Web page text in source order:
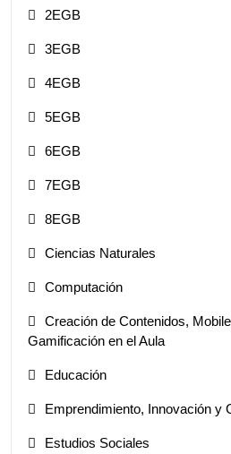
2EGB
3EGB
4EGB
5EGB
6EGB
7EGB
8EGB
Ciencias Naturales
Computación
Creación de Contenidos,
Gamificación en el Aula
Educación
Emprendimiento, Innovación y
Estudios Sociales